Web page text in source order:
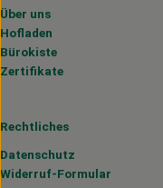
Über uns
Hofladen
Bürokiste
Zertifikate
Rechtliches
Datenschutz
Widerruf-Formular